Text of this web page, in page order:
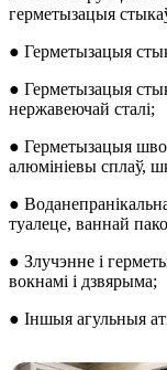
герметызацыя
● Герметызацыя
● Герметызацыя
нержавеючай сталі;
● Герметызацыя
алюмініевы сплаў,
●
туалеце, ваннай
● Злучэнне і
вокнамі і дзвярыма;
● Іншыя агульныя